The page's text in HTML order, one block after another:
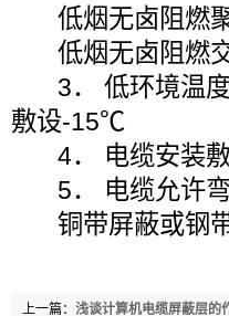
低烟无卤阻燃
低烟无卤阻燃
3． 低环境温度
敷设-15℃
4． 电缆安装敷
5． 电缆允许弯
铜带屏蔽或钢带
上一篇： 浅谈计算机电缆屏蔽层的